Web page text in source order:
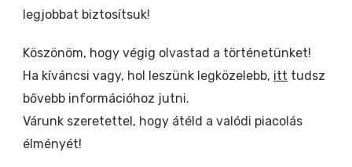
legjobbat biztosítsuk!
Köszönöm, hogy végig olvastad a történetünket!
Ha kíváncsi vagy, hol leszünk legközelebb, itt tudsz
bővebb információhoz jutni.
Várunk szeretettel, hogy átéld a valódi piacolás
élményét!